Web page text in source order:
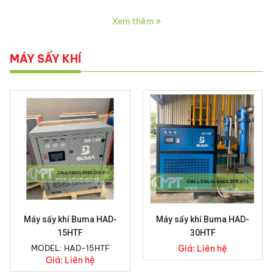
Xem thêm
MÁY SẤY KHÍ
Máy sấy khí Buma HAD-
15HTF
MODEL: HAD-15HTF
Giá: Liên hệ
Máy sấy khí Buma HAD-
30HTF
Giá: Liên hệ